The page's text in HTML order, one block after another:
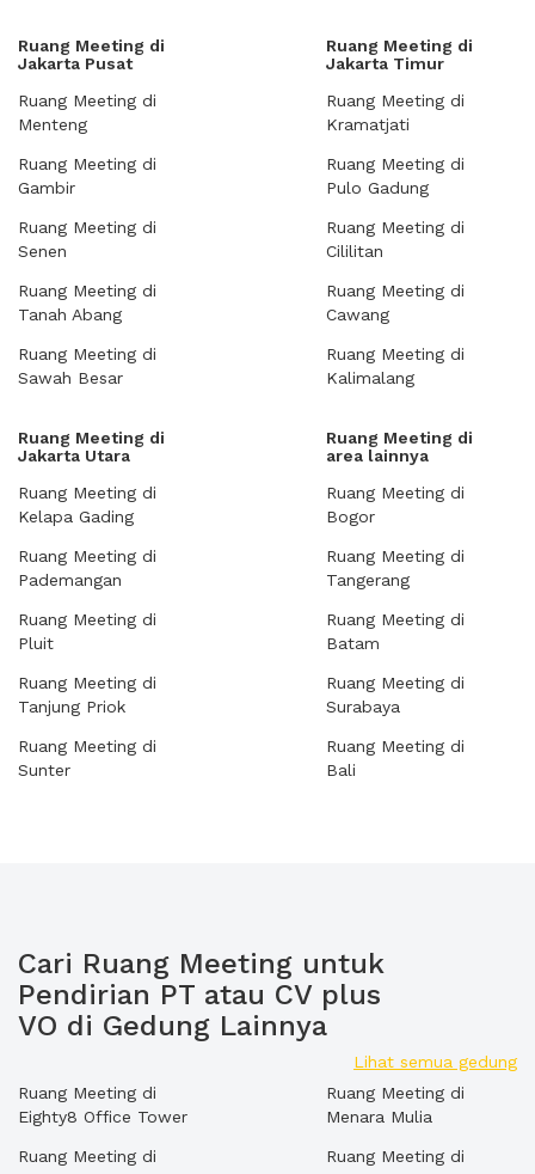
Ruang Meeting di
Jakarta Pusat
Ruang Meeting di
Menteng
Ruang Meeting di
Gambir
Ruang Meeting di
Senen
Ruang Meeting di
Tanah Abang
Ruang Meeting di
Sawah Besar
Ruang Meeting di
Jakarta Timur
Ruang Meeting di
Kramatjati
Ruang Meeting di
Pulo Gadung
Ruang Meeting di
Cililitan
Ruang Meeting di
Cawang
Ruang Meeting di
Kalimalang
Ruang Meeting di
Jakarta Utara
Ruang Meeting di
Kelapa Gading
Ruang Meeting di
Pademangan
Ruang Meeting di
Pluit
Ruang Meeting di
Tanjung Priok
Ruang Meeting di
Sunter
Ruang Meeting di
area lainnya
Ruang Meeting di
Bogor
Ruang Meeting di
Tangerang
Ruang Meeting di
Batam
Ruang Meeting di
Surabaya
Ruang Meeting di
Bali
Cari Ruang Meeting untuk
Pendirian PT atau CV plus
VO di Gedung Lainnya
Lihat semua gedung
Ruang Meeting di
Eighty8 Office Tower
Ruang Meeting di
Ruang Meeting di
Menara Mulia
Ruang Meeting di